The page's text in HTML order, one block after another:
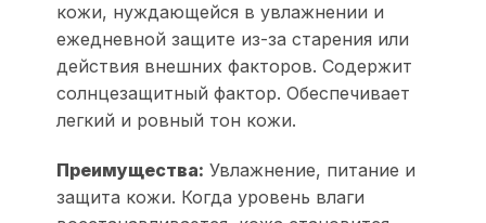
кожи, нуждающейся в увлажнении и
ежедневной защите из-за старения или
действия внешних факторов. Содержит
солнцезащитный фактор. Обеспечивает
легкий и ровный тон кожи.
Преимущества: Увлажнение, питание и
защита кожи. Когда уровень влаги